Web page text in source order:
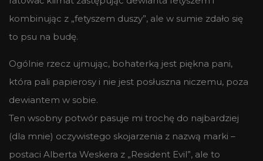
kombinując z „fetyszem duszy”, ale w sumie zdało się
to psu na budę.
Ogólnie rzecz ujmując, bohaterką jest piękna pani,
która pali papierosy i nie jest posłuszna niczemu, poza
dewiantem w sobie.
Ten wsobny potwór pasuje mi trochę do najbardziej
(dla mnie) oczywistego skojarzenia z nazwą marki –
postaci Alberta Weskera z „Resident Evil”, ale to